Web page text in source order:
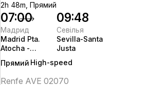
2h 48m, Прямий
07:00
Мадрид
Madrid Pta.
Atocha -
Grandes
09:48
Севілья
Sevilla-Santa
Justa
Прямий High-speed
Renfe AVE 02070